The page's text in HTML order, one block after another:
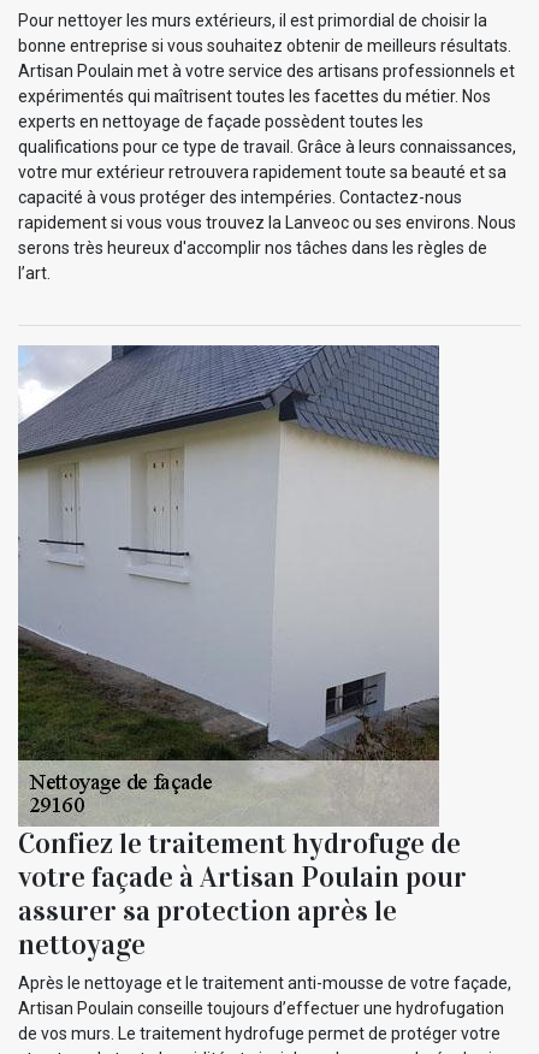
Pour nettoyer les murs extérieurs, il est primordial de choisir la
bonne entreprise si vous souhaitez obtenir de meilleurs résultats.
Artisan Poulain met à votre service des artisans professionnels et
expérimentés qui maîtrisent toutes les facettes du métier. Nos
experts en nettoyage de façade possèdent toutes les
qualifications pour ce type de travail. Grâce à leurs connaissances,
votre mur extérieur retrouvera rapidement toute sa beauté et sa
capacité à vous protéger des intempéries. Contactez-nous
rapidement si vous vous trouvez la Lanveoc ou ses environs. Nous
serons très heureux d'accomplir nos tâches dans les règles de
l’art.
Confiez le traitement hydrofuge de
votre façade à Artisan Poulain pour
assurer sa protection après le
nettoyage
Après le nettoyage et le traitement anti-mousse de votre façade,
Artisan Poulain conseille toujours d’effectuer une hydrofugation
de vos murs. Le traitement hydrofuge permet de protéger votre